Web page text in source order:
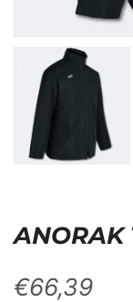
ANORAK
€66,39